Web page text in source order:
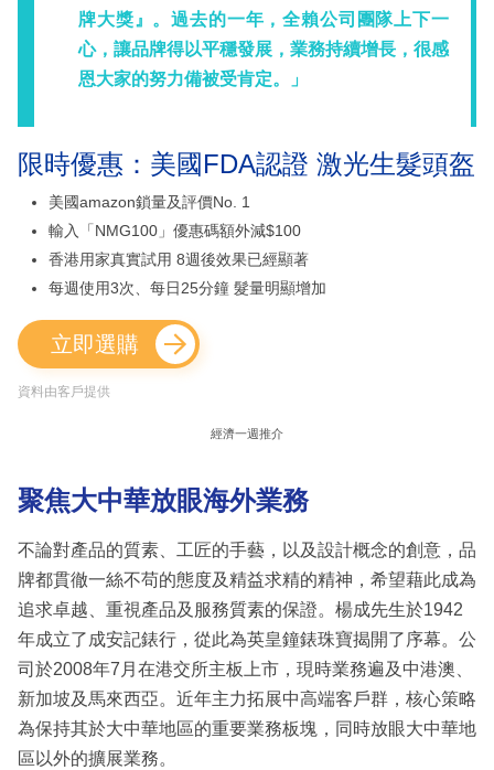
牌大獎』。過去的一年，全賴公司團隊上下一
心，讓品牌得以平穩發展，業務持續增長，很感
恩大家的努力備被受肯定。」
限時優惠：美國FDA認證 激光生髮頭盔
美國amazon鎖量及評價No. 1
輸入「NMG100」優惠碼額外減$100
香港用家真實試用 8週後效果已經顯著
每週使用3次、每日25分鐘 髮量明顯增加
立即選購
資料由客戶提供
經濟一週推介
聚焦大中華放眼海外業務
不論對產品的質素、工匠的手藝，以及設計概念的創意，品
牌都貫徹一絲不苟的態度及精益求精的精神，希望藉此成為
追求卓越、重視產品及服務質素的保證。楊成先生於1942
年成立了成安記錶行，從此為英皇鐘錶珠寶揭開了序幕。公
司於2008年7月在港交所主板上市，現時業務遍及中港澳、
新加坡及馬來西亞。近年主力拓展中高端客戶群，核心策略
為保持其於大中華地區的重要業務板塊，同時放眼大中華地
區以外的擴展業務。